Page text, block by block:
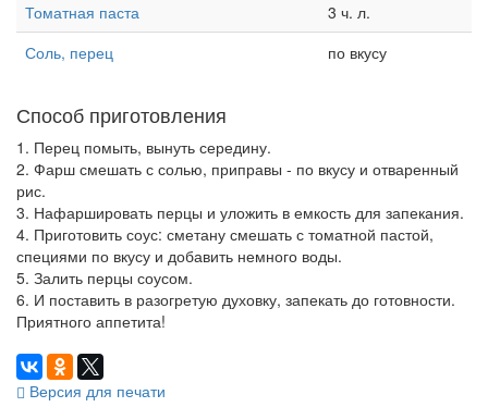
Томатная паста
3 ч. л.
Соль, перец
по вкусу
Способ приготовления
1. Перец помыть, вынуть середину.
2. Фарш смешать с солью, приправы - по вкусу и отваренный
рис.
3. Нафаршировать перцы и уложить в емкость для запекания.
4. Приготовить соус: сметану смешать с томатной пастой,
специями по вкусу и добавить немного воды.
5. Залить перцы соусом.
6. И поставить в разогретую духовку, запекать до готовности.
Приятного аппетита!
Версия для печати